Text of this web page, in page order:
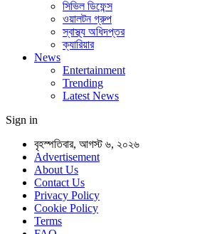
সিভিল ডিফেন্স
ওয়ালটন গ্রুপ
স্বাস্থ্য অধিদপ্তর
ক্যারিয়ার
News
Entertainment
Trending
Latest News
Sign in
বৃহস্পতিবার, আগস্ট ৬, ২০২৬
Advertisement
About Us
Contact Us
Privacy Policy
Cookie Policy
Terms